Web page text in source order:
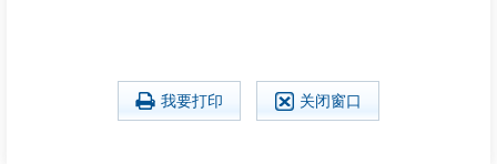
我要打印 关闭窗口